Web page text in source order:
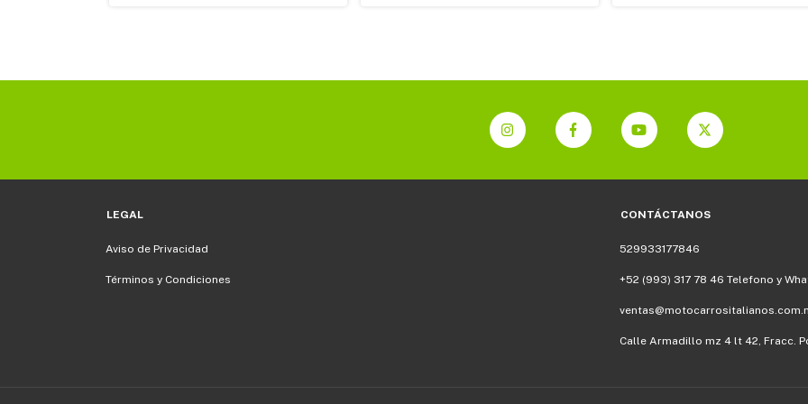
LEGAL
Aviso de Privacidad
Términos y Condiciones
CONTÁCTANOS
529933177846
+52 (993) 317 78 46 Telefono y
Calle Armadillo mz 4 lt 42, Fracc.